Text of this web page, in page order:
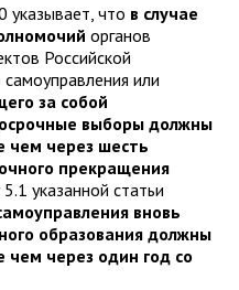
указывает, что в случае
органов
Российской
или
за собой
выборы должны
чем через шесть
прекращения
5.1 указанной статьи
вновь
образования должны
через один год со